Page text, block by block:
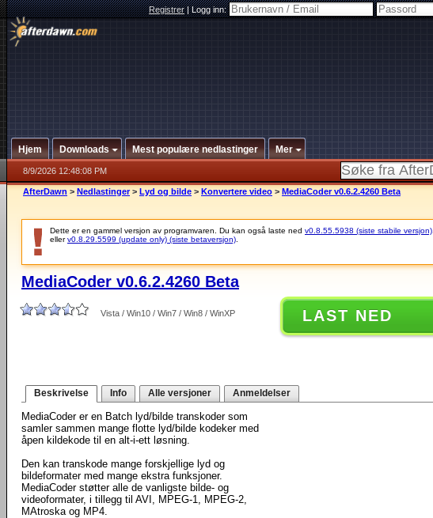
Registrer|Logg inn:
Hjem Downloads Mest populære nedlastinger Mer
8/9/2026 12:48:08 PM
AfterDawn > Nedlastinger > Lyd og bilde > Konvertere video > MediaCoder v0.6.2.4260 Beta
Dette er en gammel versjon av programvaren. Du kan også laste ned v0.8.55.5938 (siste stabile versjon)
ellerv0.8.29.5599 (update only) (siste betaversjon)
MediaCoder v0.6.2.4260 Beta
Vista / Win10 / Win7 / Win8 / WinXP LAST NED
Beskrivelse Info Alle versjoner Anmeldelser
MediaCoder er en Batch lyd/bilde transkoder som
samler sammen mange flotte lyd/bilde kodeker med
åpen kildekode til en alt-i-ett løsning.
Den kan transkode mange forskjellige lyd og
bildeformater med mange ekstra funksjoner.
MediaCoder støtter alle de vanligste bilde- og
videoformater, i tillegg til AVI, MPEG-1, MPEG-2,
MAtroska og MP4.